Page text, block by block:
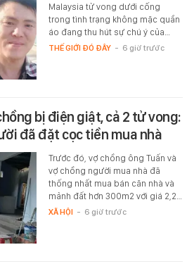
Malaysia tử vong dưới cống
trong tình trạng không mặc quần
áo đang thu hút sự chú ý của…
THẾ GIỚI ĐÓ ĐÂY - 6 giờ trước
bị điện giật, cả 2 tử vong:
đã đặt cọc tiền mua nhà
Trước đó, vợ chồng ông Tuấn và
vợ chồng người mua nhà đã
thống nhất mua bán căn nhà và
mảnh đất hơn 300m2 với giá 2,2…
XÃ HỘI - 6 giờ trước